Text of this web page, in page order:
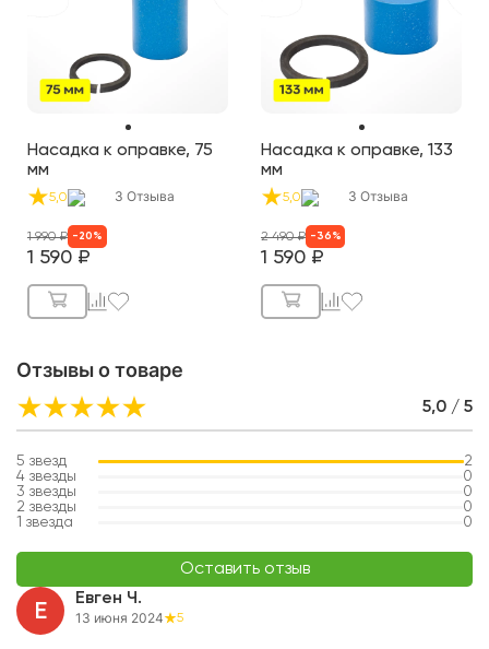
Насадка к оправке, 75
мм
5,0 3 Отзыва
1 590 ₽
1 990₽ - 20 %
Насадка к оправке, 133
мм
5,0 3 Отзыва
1 590 ₽
2 490₽ - 36 %
Отзывы о товаре
Е
Евген Ч.
13 июня 2024 5
5,0 / 5
5 звезд
2
4 звезды
0
3 звезды
0
2 звезды
0
1 звезда 0
Оставить отзыв